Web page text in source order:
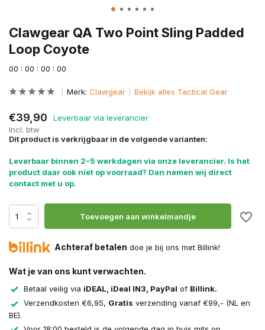
Clawgear QA Two Point Sling Padded
Loop Coyote
00 : 00 : 00 : 00
Merk: Clawgear Bekijk alles Tactical Gear
€39,90
Leverbaar via leverancier
Incl. btw
Dit product is verkrijgbaar in de volgende varianten:
Leverbaar binnen 2–5 werkdagen via onze leverancier. Is het
product daar ook niet op voorraad? Dan nemen wij direct
contact met u op.
Toevoegen aan winkelmandje
Achteraf betalen doe je bij ons met Billink!
Wat je van ons kunt verwachten.
Betaal veilig via iDEAL, iDeal IN3, PayPal of Billink.
Verzendkosten €6,95, Gratis verzending vanaf €99,- (NL en
BE).